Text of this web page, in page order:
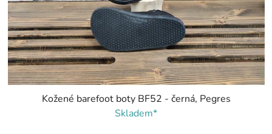
Kožené barefoot boty BF52 - černá, Pegres
Skladem*